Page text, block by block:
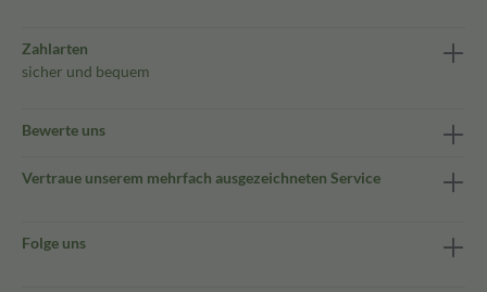
Zahlarten
sicher und bequem
Bewerte uns
Vertraue unserem mehrfach ausgezeichneten Service
Folge uns